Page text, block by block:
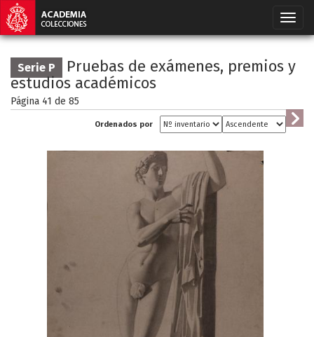
Serie P
Pruebas de exámenes, premios y
estudios académicos
Página 41 de 85
Ordenados por